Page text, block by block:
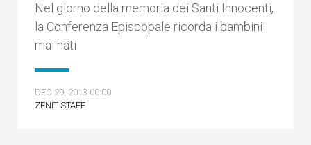
Nel giorno della memoria dei Santi Innocenti,
la Conferenza Episcopale ricorda i bambini
mai nati
DEC 29, 2013 00:00
ZENIT STAFF